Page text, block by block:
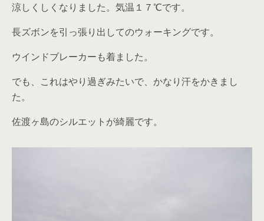
涼しくしくなりました。気温１７℃です。
長ズボンを引っ張り出してのウォーキングです。
ウインドブレーカーも着ました。
でも、これはやり過ぎみたいで、かなり汗をかきまし
た。
佐渡ヶ島のシルエットが綺麗です。